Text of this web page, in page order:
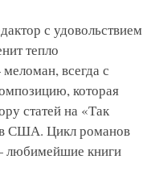
с удовольствием
тепло
всегда с
которая
статей на «Так
в США. Цикл романов
любимейшие книги